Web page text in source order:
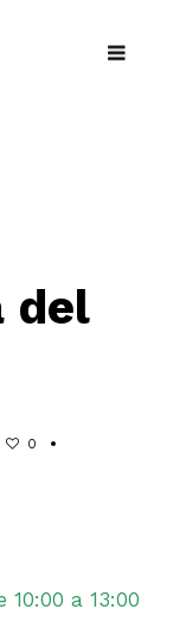
del
0
10:00 a 13:00